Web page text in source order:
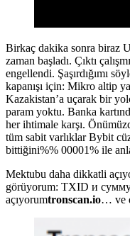
Birkaç dakika sonra biraz
zaman başladı. Çıktı
engellendi. Şaşırdığımı
kapanışı için: Mikro altip
Kazakistan’a uçarak bir
param yoktu. Banka
her ihtimale karşı.
tüm sabit varlıklar Bybit
bittiğini%% 00001% ile
Mektubu daha dikkatli
görüyorum: TXID и
açıyorumtronscan.io… ve